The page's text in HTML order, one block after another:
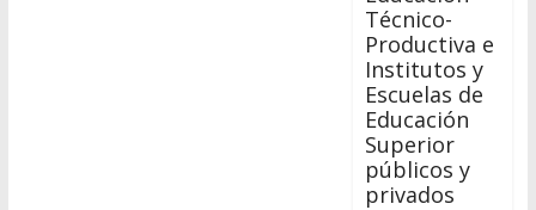
Técnico-
Productiva e
Institutos y
Escuelas de
Educación
Superior
públicos y
privados